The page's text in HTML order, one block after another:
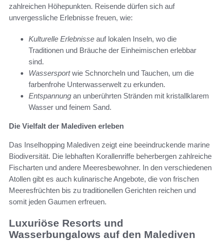
zahlreichen Höhepunkten. Reisende dürfen sich auf
unvergessliche Erlebnisse freuen, wie:
Kulturelle Erlebnisse auf lokalen Inseln, wo die
Traditionen und Bräuche der Einheimischen erlebbar
sind.
Wassersportwie Schnorcheln und Tauchen, um die
farbenfrohe Unterwasserwelt zu erkunden.
Entspannung an unberührten Stränden mit kristallklarem
Wasser und feinem Sand.
Die Vielfalt der Malediven erleben
Das Inselhopping Malediven zeigt eine beeindruckende marine
Biodiversität. Die lebhaften Korallenriffe beherbergen zahlreiche
Fischarten und andere Meeresbewohner. In den verschiedenen
Atollen gibt es auch kulinarische Angebote, die von frischen
Meeresfrüchten bis zu traditionellen Gerichten reichen und
somit jeden Gaumen erfreuen.
Luxuriöse Resorts und
Wasserbungalows auf den Malediven